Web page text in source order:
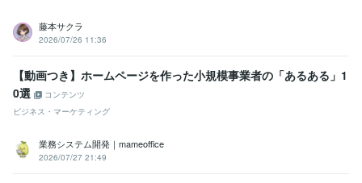
藤本サクラ
2026/07/26 11:36
【動画つき】ホームページを作った小規模事業者の「あるある」1
0選
コンテンツ
ビジネス・マーケティング
業務システム開発｜mameoffice
2026/07/27 21:49